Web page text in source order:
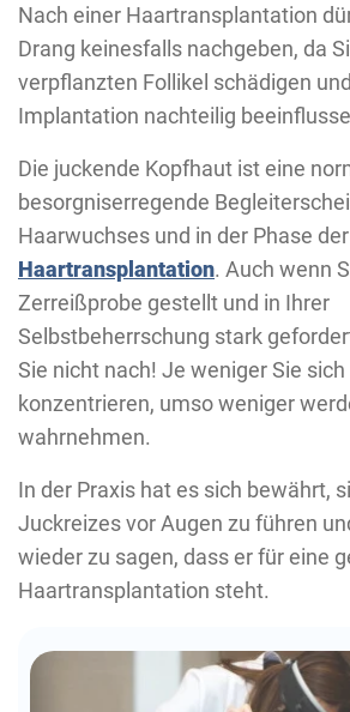
Nach einer Haartransplantation
Drang keinesfalls nachgeben, da
verpflanzten Follikel schädigen
Implantation nachteilig
Die juckende Kopfhaut ist eine
besorgniserregende
Haarwuchses und in der Phase der
Haartransplantation. Auch wenn
Zerreißprobe gestellt und in Ihrer
Selbstbeherrschung stark
Sie nicht nach! Je weniger Sie
konzentrieren, umso weniger
wahrnehmen.
In der Praxis hat es sich bewährt,
Juckreizes vor Augen zu führen
wieder zu sagen, dass er für eine
Haartransplantation steht.